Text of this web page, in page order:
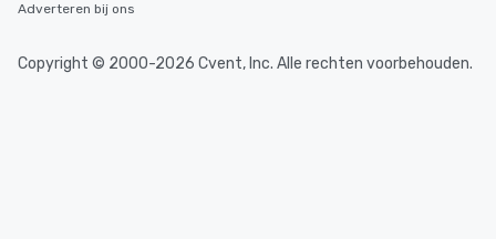
Adverteren bij ons
Copyright © 2000-2026 Cvent, Inc. Alle rechten voorbehouden.